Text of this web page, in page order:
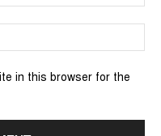
in this browser for the